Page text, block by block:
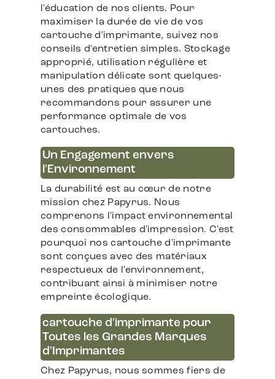
l'éducation de nos clients. Pour
maximiser la durée de vie de vos
cartouche d'imprimante, suivez nos
conseils d'entretien simples. Stockage
approprié, utilisation régulière et
manipulation délicate sont quelques-
unes des pratiques que nous
recommandons pour assurer une
performance optimale de vos
cartouches.
Un Engagement envers
l'Environnement
La durabilité est au cœur de notre
mission chez Papyrus. Nous
comprenons l'impact environnemental
des consommables d'impression. C'est
pourquoi nos cartouche d'imprimante
sont conçues avec des matériaux
respectueux de l'environnement,
contribuant ainsi à minimiser notre
empreinte écologique.
cartouche d'imprimante pour
Toutes les Grandes Marques
d'Imprimantes
Chez Papyrus, nous sommes fiers de